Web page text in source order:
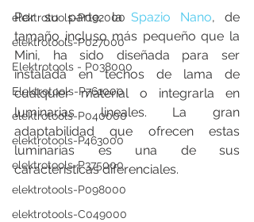
elektrotools-P092000
elektrotools-P027000
Elektrotools - P038000
Elektrotools-P761000
elektrotools-P040000
elektrotools-P463000
elektrotools-P375000
elektrotools-P098000
elektrotools-C049000
Por su parte, la Spazio Nano, de
tamaño incluso más pequeño que la
Mini, ha sido diseñada para ser
instalada en techos de lama de
cualquier material o integrarla en
luminarias lineales. La gran
adaptabilidad que ofrecen estas
luminarias es una de sus
características diferenciales.